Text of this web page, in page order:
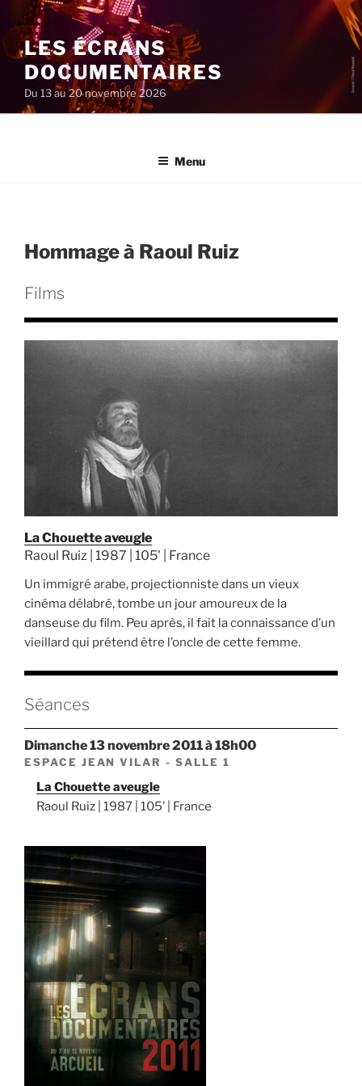
au
contenu
principal
LES ÉCRANS
DOCUMENTAIRES
Du 13 au 20 novembre 2026
Menu
Hommage à Raoul Ruiz
Films
La Chouette aveugle
Raoul Ruiz | 1987 | 105' | France
Un immigré arabe, projectionniste dans un vieux
cinéma délabré, tombe un jour amoureux de la
danseuse du film. Peu après, il fait la connaissance d’un
vieillard qui prétend être l’oncle de cette femme.
Séances
dimanche 13 novembre 2011 à 18h00
ESPACE JEAN VILAR - SALLE 1
La Chouette aveugle
Raoul Ruiz | 1987 | 105’ | France